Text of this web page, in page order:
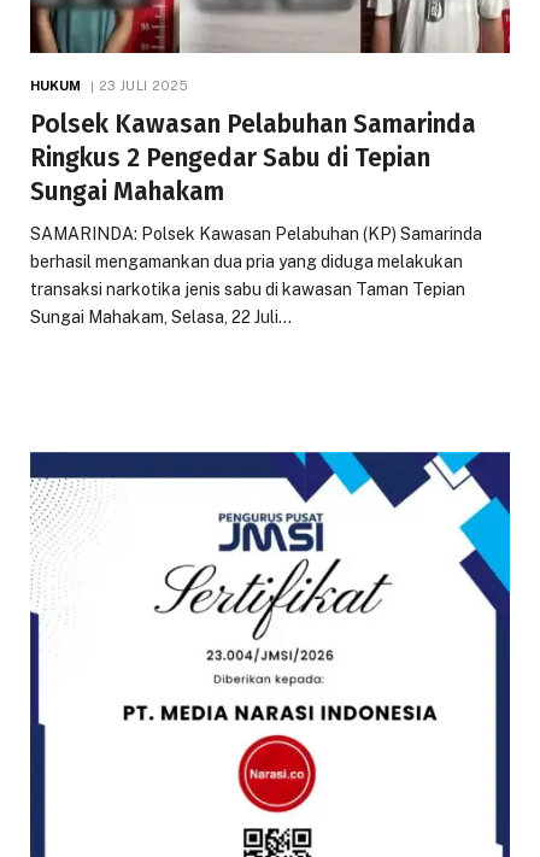
HUKUM 23 JULI 2025
Polsek Kawasan Pelabuhan Samarinda
Ringkus 2 Pengedar Sabu di Tepian
Sungai Mahakam
SAMARINDA: Polsek Kawasan Pelabuhan (KP) Samarinda
berhasil mengamankan dua pria yang diduga melakukan
transaksi narkotika jenis sabu di kawasan Taman Tepian
Sungai Mahakam, Selasa, 22 Juli…